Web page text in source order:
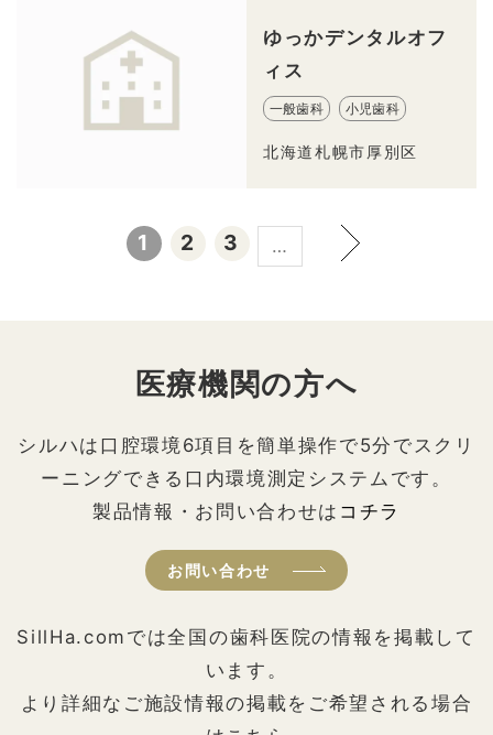
ゆっかデンタルオフ
ィス
一般歯科 小児歯科
北海道札幌市厚別区
1 2 3 …
医療機関の方へ
シルハは口腔環境6項目を簡単操作で5分でスクリ
ーニングできる口内環境測定システムです。
製品情報・お問い合わせは コチラ
お問い合わせ
SillHa.comでは全国の歯科医院の情報を掲載して
います。
より詳細なご施設情報の掲載をご希望される場合